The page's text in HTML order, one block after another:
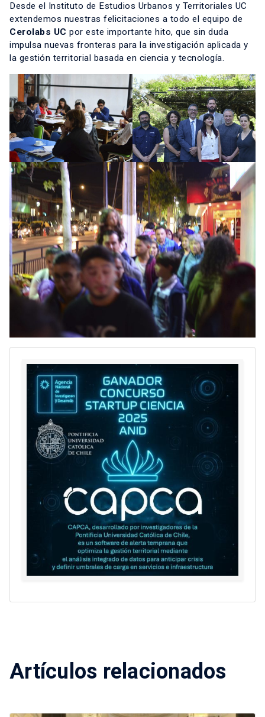
Desde el Instituto de Estudios Urbanos y Territoriales UC
extendemos nuestras felicitaciones a todo el equipo de
Cerolabs UC por este importante hito, que sin duda
impulsa nuevas fronteras para la investigación aplicada y
la gestión territorial basada en ciencia y tecnología.
Artículos relacionados